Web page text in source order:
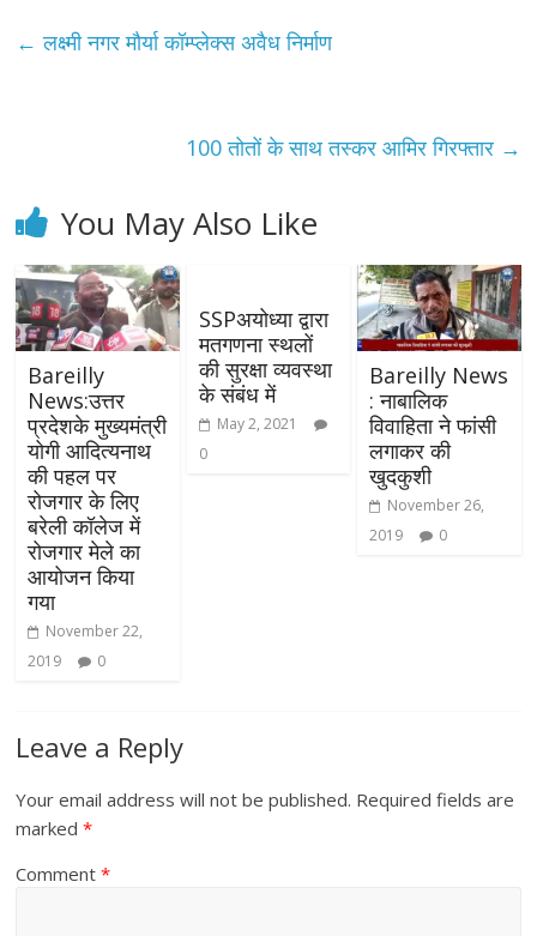
← लक्ष्मी नगर मौर्या कॉम्प्लेक्स अवैध निर्माण
100 तोतों के साथ तस्कर आमिर गिरफ्तार →
You May Also Like
Bareilly
News:उत्तर
प्रदेशके मुख्यमंत्री
योगी आदित्यनाथ
की पहल पर
रोजगार के लिए
बरेली कॉलेज में
रोजगार मेले का
आयोजन किया
गया
November 22,
2019
0
SSPअयोध्या द्वारा
मतगणना स्थलों
की सुरक्षा व्यवस्था
के संबंध में
May 2, 2021
0
Bareilly News
: नाबालिक
विवाहिता ने फांसी
लगाकर की
खुदकुशी
November 26,
2019
0
Leave a Reply
Your email address will not be published. Required fields are
marked*
Comment*